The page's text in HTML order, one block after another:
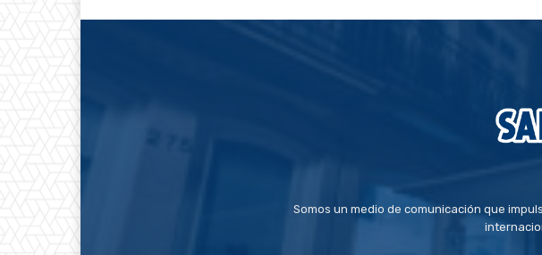
Somos un medio de comunicación que